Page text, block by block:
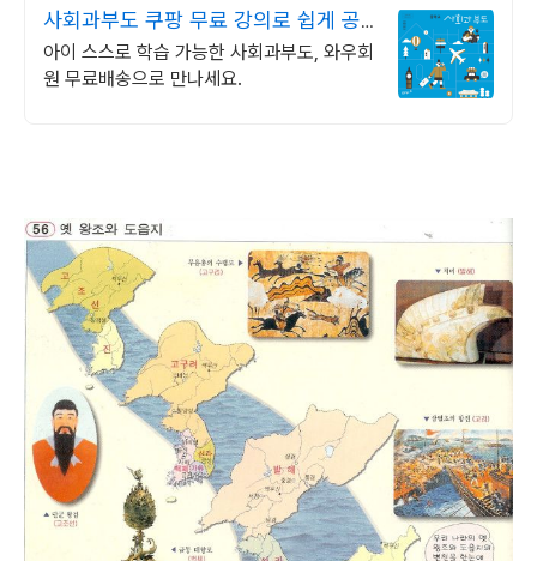
사회과부도 쿠팡 무료 강의로 쉽게 공
부
아이 스스로 학습 가능한 사회과부도, 와우회
원 무료배송으로 만나세요.